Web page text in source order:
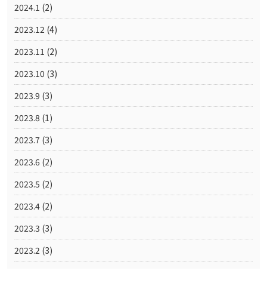
2024.1 (2)
2023.12 (4)
2023.11 (2)
2023.10 (3)
2023.9 (3)
2023.8 (1)
2023.7 (3)
2023.6 (2)
2023.5 (2)
2023.4 (2)
2023.3 (3)
2023.2 (3)